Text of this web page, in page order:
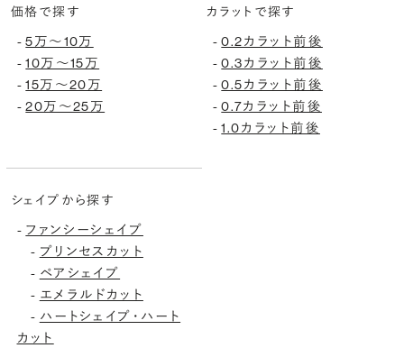
価格で探す
-5万〜10万
-10万〜15万
-15万〜20万
-20万〜25万
カラットで探す
-0.2カラット前後
-0.3カラット前後
-0.5カラット前後
-0.7カラット前後
-1.0カラット前後
シェイプから探す
- ファンシーシェイプ
- プリンセスカット
- ペアシェイプ
- エメラルドカット
- ハートシェイプ・ハート
カット